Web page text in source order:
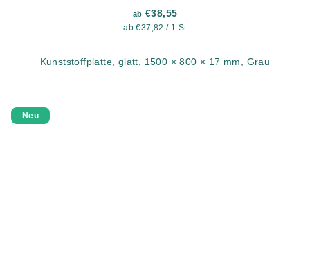
ab €38,55
Verkaufspreis:
ab €37,82 / 1 St
Kunststoffplatte, glatt, 1500 × 800 × 17 mm, Grau
Neu